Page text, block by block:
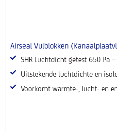
Airseal Vulblokken
SHR Luchtdicht getest 650 Pa –
Uitstekende luchtdichte en
Voorkomt warmte-, lucht- en